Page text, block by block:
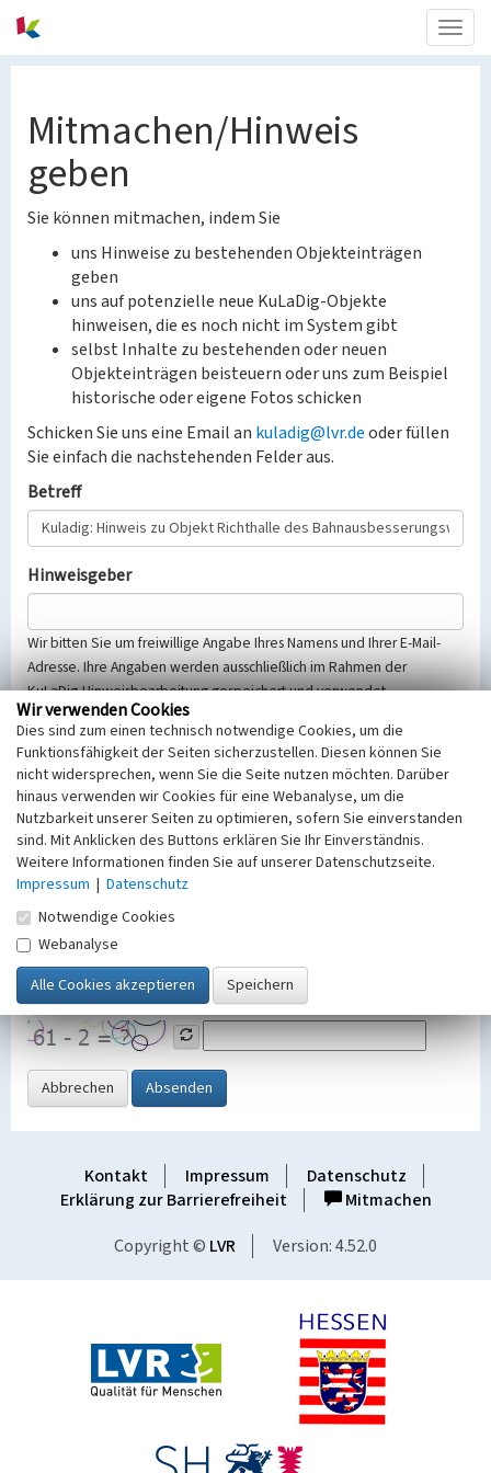
Mitmachen/Hinweis
geben
Sie können mitmachen, indem Sie
uns Hinweise zu bestehenden Objekteinträgen
geben
uns auf potenzielle neue KuLaDig-Objekte
hinweisen, die es noch nicht im System gibt
selbst Inhalte zu bestehenden oder neuen
Objekteinträgen beisteuern oder uns zum Beispiel
historische oder eigene Fotos schicken
Schicken Sie uns eine Email an kuladig@lvr.deoder füllen
Sie einfach die nachstehenden Felder aus.
Betreff
Hinweisgeber
Wir bitten Sie um freiwillige Angabe Ihres Namens und Ihrer E-Mail-
Adresse. Ihre Angaben werden ausschließlich im Rahmen der
KuLaDig-Hinweisbearbeitung gespeichert und verwendet.
Selbstverständlich werden diese entsprechend der Vorschriften des
Telemediengesetzes, des Datenschutzgesetzes NRW und der seit
dem 25.05.2018 gültigen Europäischen Datenschutzgrundverordnung
(EU-DSGVO) vertraulich behandelt, beachten Sie bitte unsere
Hinweise zumDatenschutz
Nachricht
SicherheitsabfrageTragen Sie unten das Rechenergebnis aus der
Grafik ein
Abbrechen Absenden
Kontakt Impressum
Datenschutz
Erklärung zur Barrierefreiheit
Mitmachen
Copyright © LVR Version: 4.52.0
Wir verwenden Cookies
Dies sind zum einen technisch notwendige Cookies, um die
Funktionsfähigkeit der Seiten sicherzustellen. Diesen können Sie
nicht widersprechen, wenn Sie die Seite nutzen möchten. Darüber
hinaus verwenden wir Cookies für eine Webanalyse, um die
Nutzbarkeit unserer Seiten zu optimieren, sofern Sie einverstanden
sind. Mit Anklicken des Buttons erklären Sie Ihr Einverständnis.
Weitere Informationen finden Sie auf unserer Datenschutzseite.
Impressum | Datenschutz
Notwendige Cookies
Webanalyse